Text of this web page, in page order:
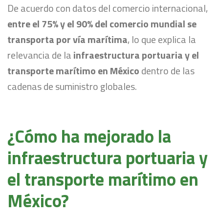
De acuerdo con datos del comercio internacional,
entre el 75% y el 90% del comercio mundial se
transporta por vía marítima, lo que explica la
relevancia de lainfraestructura portuaria y el
transporte marítimo en Méxicodentro de las
cadenas de suministro globales.
¿Cómo ha mejorado la
infraestructura portuaria y
el transporte marítimo en
México?